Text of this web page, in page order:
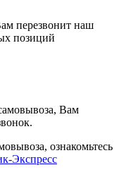
перезвонит наш
позиций
Вам
ознакомьтесь
Экспресс